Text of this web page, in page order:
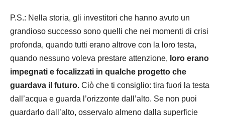
P.S.: Nella storia, gli investitori che hanno avuto un
grandioso successo sono quelli che nei momenti di crisi
profonda, quando tutti erano altrove con la loro testa,
quando nessuno voleva prestare attenzione, loro erano
impegnati e focalizzati in qualche progetto che
guardava il futuro. Ciò che ti consiglio: tira fuori la testa
dall’acqua e guarda l’orizzonte dall’alto. Se non puoi
guardarlo dall’alto, osservalo almeno dalla superficie